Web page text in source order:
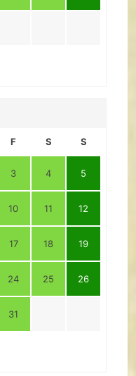
F S S
3 4 5
10 11 12
17 18 19
24 25 26
31